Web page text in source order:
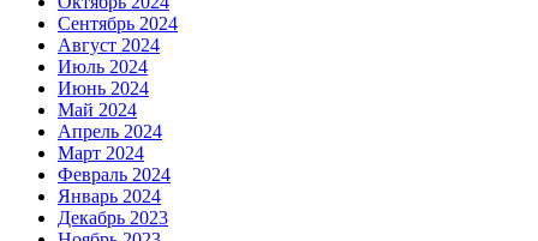
Сентябрь 2024
Август 2024
Июль 2024
Июнь 2024
Май 2024
Апрель 2024
Март 2024
Февраль 2024
Январь 2024
Декабрь 2023